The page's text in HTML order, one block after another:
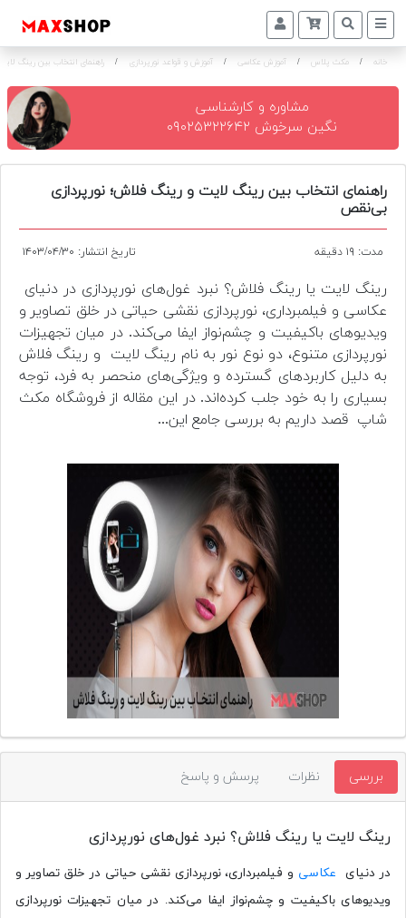
دوربین
و
تجهیزات
و
اکسسوری
خرید
اقساطی
اجاره
دوربین
و
تجهیزات
خانه / مکث پلاس / آموزش عکاسی / آموزش و قواعد نورپردازی / راهنمای انتخاب بین رینگ
مشاوره و کارشناسی
نگین سرخوش ۰۹۰۲۵۳۲۲۶۴۲
راهنمای انتخاب بین رینگ لایت و رینگ فلاش؛ نورپردازی
بی‌نقص
مدت: ۱۹ دقیقه تاریخ انتشار: ۱۴۰۳/۰۴/۳۰
رینگ لایت یا رینگ فلاش؟ نبرد غول‌های نورپردازی در دنیای
عکاسی و فیلمبرداری، نورپردازی نقشی حیاتی در خلق تصاویر و
ویدیوهای باکیفیت و چشم‌نواز ایفا می‌کند. در میان تجهیزات
نورپردازی متنوع، دو نوع نور به نام رینگ لایت و رینگ فلاش
به دلیل کاربردهای گسترده و ویژگی‌های منحصر به فرد، توجه
بسیاری را به خود جلب کرده‌اند. در این مقاله از فروشگاه مکث
شاپ قصد داریم به بررسی جامع این...
بررسی نظرات پرسش و پاسخ
رینگ لایت یا رینگ فلاش؟ نبرد غول‌های نورپردازی
در دنیای عکاسی و فیلمبرداری، نورپردازی نقشی حیاتی در خلق تصاویر و
ویدیوهای باکیفیت و چشم‌نواز ایفا می‌کند. در میان تجهیزات نورپردازی